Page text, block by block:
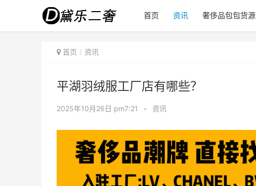
首页 资讯 奢侈品包包货源
首页 资讯
平湖羽绒服工厂店有哪些？
2025年10月26日 pm7:21 • 资讯